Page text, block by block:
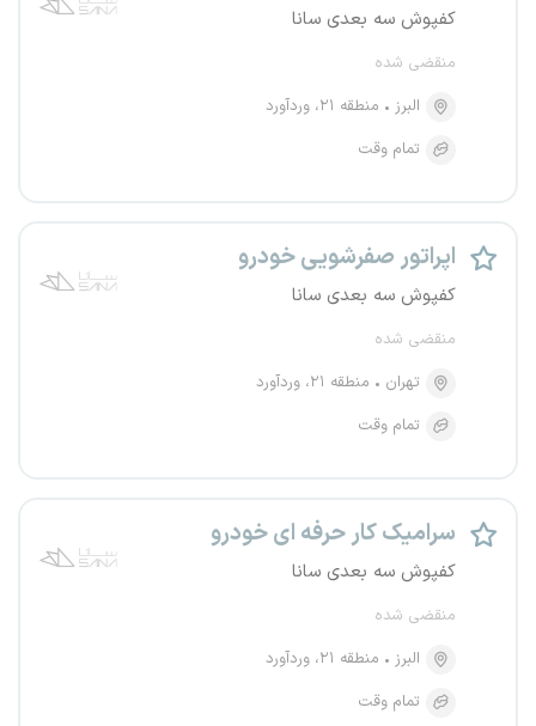
کفپوش سه بعدی سانا
منقضی شده
البرز
منطقه ۲۱، وردآورد
تمام وقت
اپراتور صفرشویی خودرو
کفپوش سه بعدی سانا
منقضی شده
تهران
منطقه ۲۱، وردآورد
تمام وقت
سرامیک کار حرفه ای خودرو
کفپوش سه بعدی سانا
منقضی شده
البرز
منطقه ۲۱، وردآورد
تمام وقت